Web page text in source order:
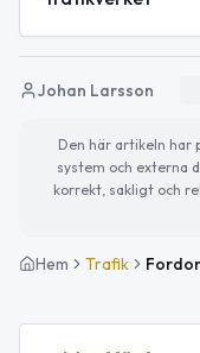
Johan Larsson
Den här artikeln har
system och externa
korrekt, sakligt och
Hem Trafik